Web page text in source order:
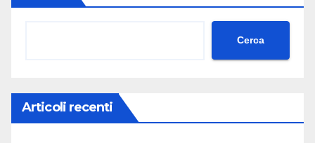
Cerca
Articoli recenti